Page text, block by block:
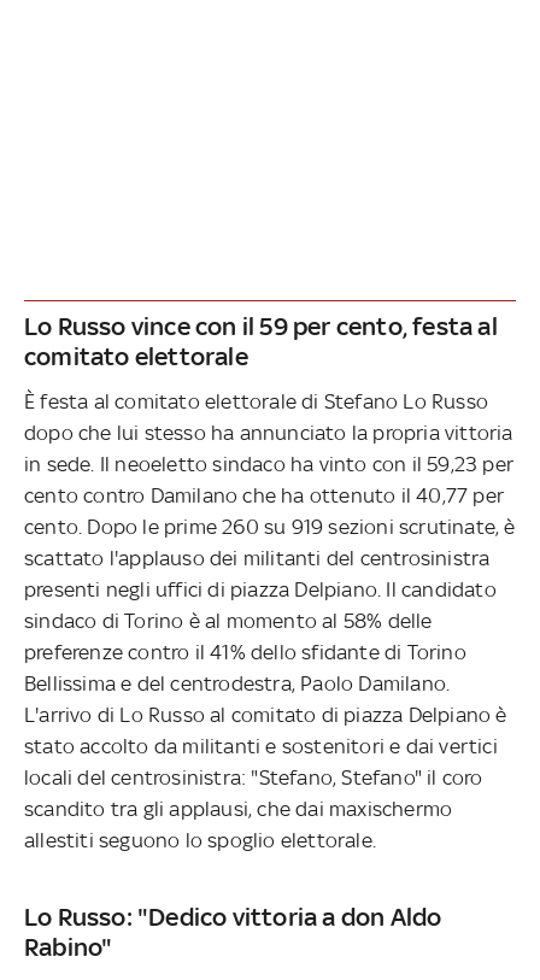
Lo Russo vince con il 59 per cento, festa al
comitato elettorale
È festa al comitato elettorale di Stefano Lo Russo
dopo che lui stesso ha annunciato la propria vittoria
in sede. Il neoeletto sindaco ha vinto con il 59,23 per
cento contro Damilano che ha ottenuto il 40,77 per
cento. Dopo le prime 260 su 919 sezioni scrutinate, è
scattato l'applauso dei militanti del centrosinistra
presenti negli uffici di piazza Delpiano. Il candidato
sindaco di Torino è al momento al 58% delle
preferenze contro il 41% dello sfidante di Torino
Bellissima e del centrodestra, Paolo Damilano.
L'arrivo di Lo Russo al comitato di piazza Delpiano è
stato accolto da militanti e sostenitori e dai vertici
locali del centrosinistra: "Stefano, Stefano" il coro
scandito tra gli applausi, che dai maxischermo
allestiti seguono lo spoglio elettorale.
Lo Russo: "Dedico vittoria a don Aldo
Rabino"